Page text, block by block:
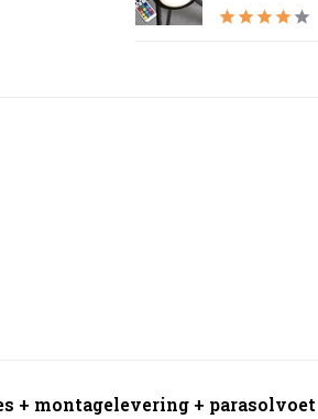
+ montagelevering + parasolvoet